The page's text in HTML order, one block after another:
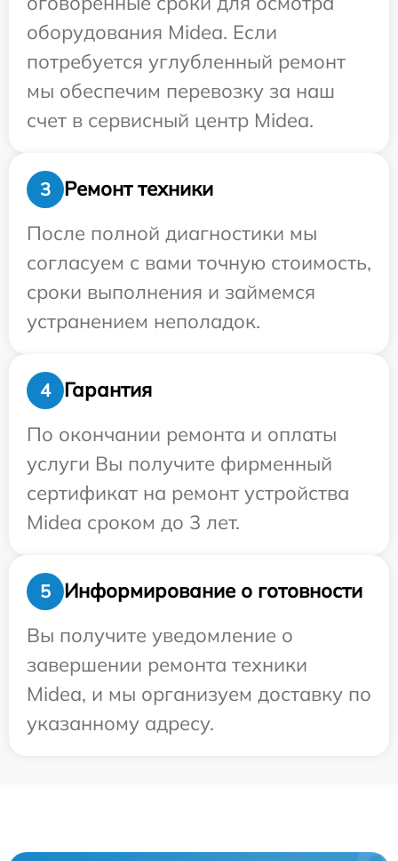
оборудования Midea. Если
потребуется углубленный ремонт
мы обеспечим перевозку за наш
счет в сервисный центр Midea.
3
Ремонт техники
После полной диагностики мы
согласуем с вами точную стоимость,
сроки выполнения и займемся
устранением неполадок.
4
Гарантия
По окончании ремонта и оплаты
услуги Вы получите фирменный
сертификат на ремонт устройства
Midea сроком до 3 лет.
5
Информирование о готовности
Вы получите уведомление о
завершении ремонта техники
Midea, и мы организуем доставку по
указанному адресу.